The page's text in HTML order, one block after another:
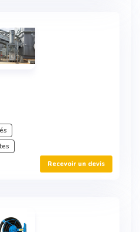
Recevoir un devis